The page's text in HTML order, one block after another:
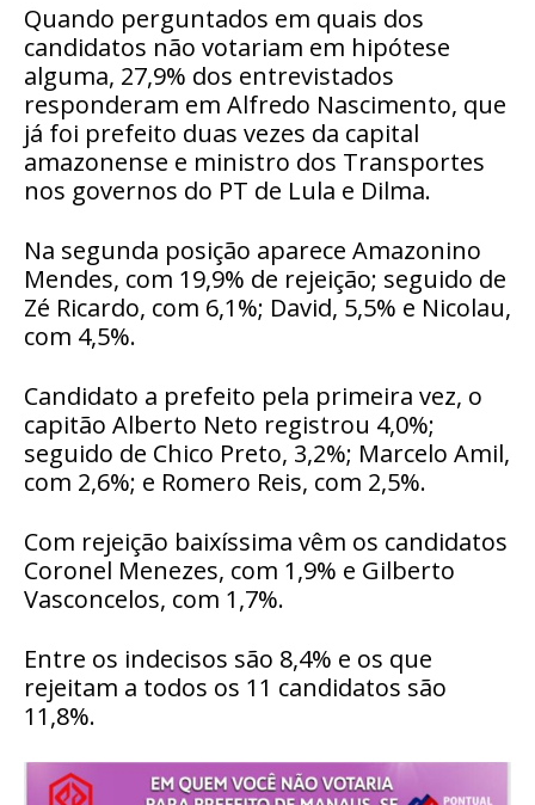
Quando perguntados em quais dos
candidatos não votariam em hipótese
alguma, 27,9% dos entrevistados
responderam em Alfredo Nascimento, que
já foi prefeito duas vezes da capital
amazonense e ministro dos Transportes
nos governos do PT de Lula e Dilma.
Na segunda posição aparece Amazonino
Mendes, com 19,9% de rejeição; seguido de
Zé Ricardo, com 6,1%; David, 5,5% e Nicolau,
com 4,5%.
Candidato a prefeito pela primeira vez, o
capitão Alberto Neto registrou 4,0%;
seguido de Chico Preto, 3,2%; Marcelo Amil,
com 2,6%; e Romero Reis, com 2,5%.
Com rejeição baixíssima vêm os candidatos
Coronel Menezes, com 1,9% e Gilberto
Vasconcelos, com 1,7%.
Entre os indecisos são 8,4% e os que
rejeitam a todos os 11 candidatos são
11,8%.